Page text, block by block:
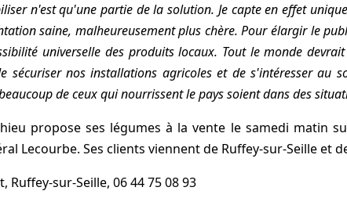
n'est qu'une partie de la solution. Je capte en effet
saine, malheureusement plus chère. Pour élargir le
universelle des produits locaux. Tout le monde
sécuriser nos installations agricoles et de s'intéresser au
de ceux qui nourrissent le pays soient dans des
propose ses légumes à la vente le samedi matin
Lecourbe. Ses clients viennent de Ruffey-sur-Seille et
sur-Seille, 06 44 75 08 93